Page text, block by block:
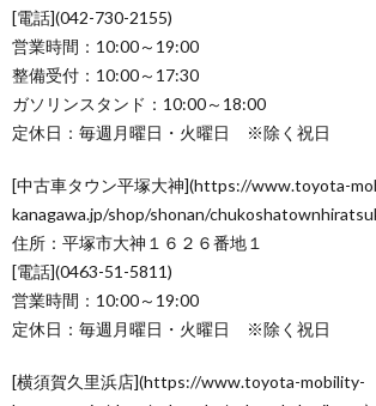
[電話](042-730-2155)
営業時間：10:00～19:00
整備受付：10:00～17:30
ガソリンスタンド：10:00～18:00
定休日：毎週月曜日・火曜日 ※除く祝日
[中古車タウン平塚大神](https://www.toyota-
kanagawa.jp/shop/shonan/
住所：平塚市大神１６２６番地１
[電話](0463-51-5811)
営業時間：10:00～19:00
定休日：毎週月曜日・火曜日 ※除く祝日
[横須賀久里浜店](https://www.toyota-mobility-